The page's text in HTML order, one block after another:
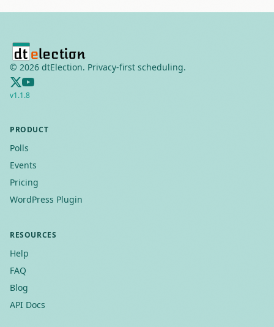
© 2026 dtElection. Privacy-first scheduling.
v1.1.8
PRODUCT
Polls
Events
Pricing
WordPress Plugin
RESOURCES
Help
FAQ
Blog
API Docs